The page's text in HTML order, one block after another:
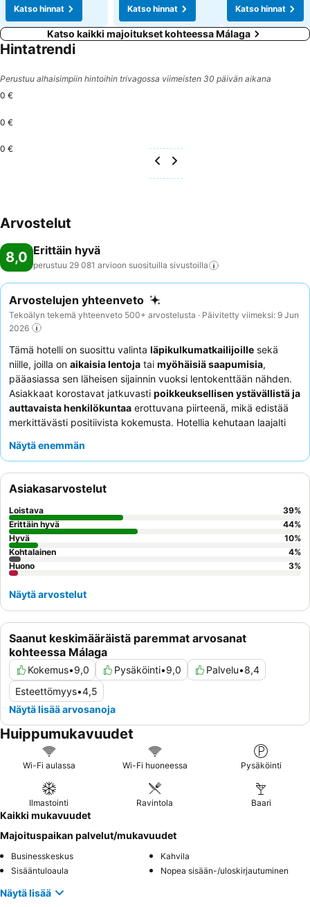
Katso hinnat
Katso hinnat
Katso hinnat
Katso kaikki majoitukset kohteessa Málaga
Hintatrendi
Perustuu alhaisimpiin hintoihin trivagossa viimeisten 30 päivän aikana
0 €
0 €
0 €
Arvostelut
8,0 Erittäin hyvä
perustuu 29 081 arvioon suosituilla sivustoilla
Arvostelujen yhteenveto
Tekoälyn tekemä yhteenveto 500+ arvostelusta · Päivitetty viimeksi: 9 Jun
2026
Tämä hotelli on suosittu valinta läpikulkumatkailijoille sekä
niille, joilla on aikaisia lentoja tai myöhäisiä saapumisia,
pääasiassa sen läheisen sijainnin vuoksi lentokenttään nähden.
Asiakkaat korostavat jatkuvasti poikkeuksellisen ystävällistä ja
auttavaista henkilökuntaa erottuvana piirteenä, mikä edistää
merkittävästi positiivista kokemusta. Hotellia kehutaan laajalti
majoitustiloista. Vaikka sen sijainti lähellä lentokenttää on suuri
kävelymatka terminaalista on epäkäytännöllinen, mikä edellyttää
usein taksia, joka voi olla yllättävän kallis lyhyestä matkasta
huolimatta.
aikaisine vaihtoehtoineen saa
usein kiitosta, tarjoten kätevän alun päivälle.
pariskunnille
, jotka etsivät käytännöllistä välipysähdystä, hotelli
tarjoaa hyvää vastinetta rahalle. Sujuvan kokemuksen
varmistamiseksi asiakkaita kehotetaan suunnittelemaan
bussivaihtoehtoja ja hyödyntämään aikaista aamiaistarjoilua.
Näytä enemmän
Saanut keskimääräistä paremmat arvosanat
kohteessa Málaga
Kokemus•9,0 Pysäköinti•9,0 Palvelu•8,4
Esteettömyys•4,5
Näytä lisää arvosanoja
Asiakasarvostelut
Loistava 39%
Erittäin hyvä
44%
Hyvä
10%
Kohtalainen
4%
Huono
3%
Näytä arvostelut
Huippumukavuudet
Wi-Fi aulassa Wi-Fi huoneessa Pysäköinti
Ilmastointi Ravintola Baari
Kaikki mukavuudet
Majoituspaikan palvelut/mukavuudet
Businesskeskus
Kahvila
Sisääntuloaula
Nopea sisään-/uloskirjautuminen
Näytä lisää